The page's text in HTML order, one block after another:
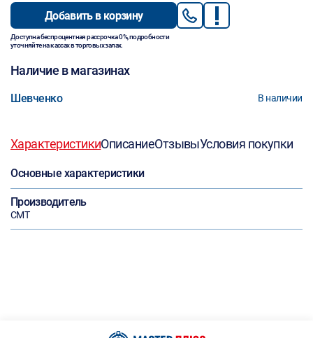
Добавить в корзину
Доступна беспроцентная рассрочка 0%, подробности
уточняйте на кассах в торговых залах.
Наличие в магазинах
Шевченко В наличии
ХарактеристикиОписаниеОтзывыУсловия покупки
Основные характеристики
Производитель
CMT